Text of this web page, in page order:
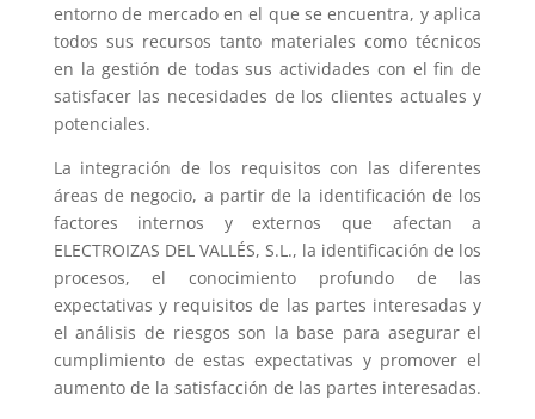
entorno de mercado en el que se encuentra, y aplica
todos sus recursos tanto materiales como técnicos
en la gestión de todas sus actividades con el fin de
satisfacer las necesidades de los clientes actuales y
potenciales.
La integración de los requisitos con las diferentes
áreas de negocio, a partir de la identificación de los
factores internos y externos que afectan a
ELECTROIZAS DEL VALLÉS, S.L., la identificación de los
procesos, el conocimiento profundo de las
expectativas y requisitos de las partes interesadas y
el análisis de riesgos son la base para asegurar el
cumplimiento de estas expectativas y promover el
aumento de la satisfacción de las partes interesadas.